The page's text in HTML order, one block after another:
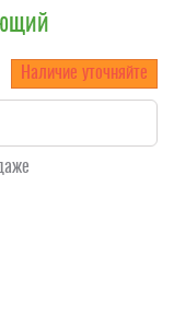
Наличие уточняйте